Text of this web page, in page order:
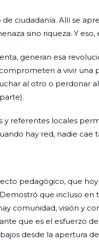
ciudadanía. Allí se
sino riqueza. Y
generan esa
a vivir una
al otro o perdonar
y referentes locales
hay red, nadie cae
pedagógico, que
que incluso
comunidad, visión y
que es el esfuerzo
desde la apertura